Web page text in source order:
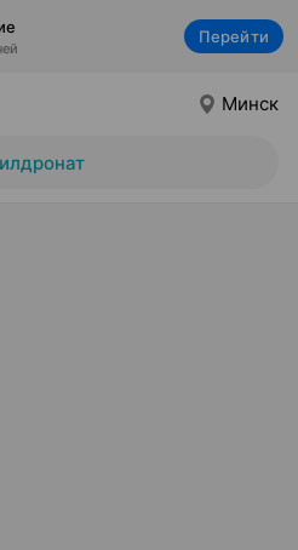
Перейти
Минск